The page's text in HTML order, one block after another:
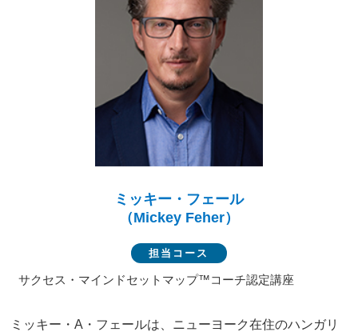
ミッキー・フェール
（Mickey Feher）
担当コース
サクセス・マインドセットマップ™コーチ認定講座
ミッキー・A・フェールは、ニューヨーク在住のハンガリ